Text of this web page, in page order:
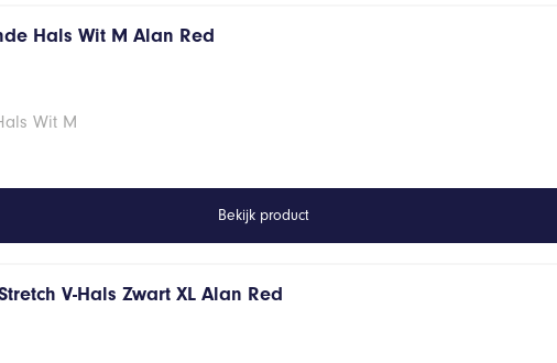
Hals Wit M Alan Red
Wit M
Bekijk product
V-Hals Zwart XL Alan Red